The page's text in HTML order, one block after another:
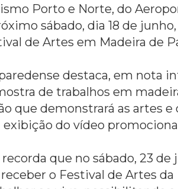
Porto e Norte, do
sábado, dia 18 de
de Artes em Madeira de
destaca, em nota
de trabalhos em
que demonstrará as artes e
exibição do vídeo
que no sábado, 23 de
o Festival de Artes